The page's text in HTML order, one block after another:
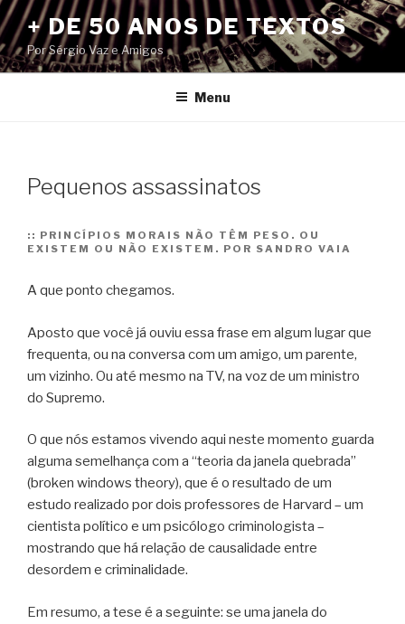
Pular
para
o
conteúdo
+ DE 50 ANOS DE TEXTOS
Por Sérgio Vaz e Amigos
Menu
Pequenos assassinatos
:: PRINCÍPIOS MORAIS NÃO TÊM PESO. OU
EXISTEM OU NÃO EXISTEM. POR SANDRO VAIA
A que ponto chegamos.
Aposto que você já ouviu essa frase em algum lugar que
frequenta, ou na conversa com um amigo, um parente,
um vizinho. Ou até mesmo na TV, na voz de um ministro
do Supremo.
O que nós estamos vivendo aqui neste momento guarda
alguma semelhança com a “teoria da janela quebrada”
(broken windows theory), que é o resultado de um
estudo realizado por dois professores de Harvard – um
cientista político e um psicólogo criminologista –
mostrando que há relação de causalidade entre
desordem e criminalidade.
Em resumo, a tese é a seguinte: se uma janela do